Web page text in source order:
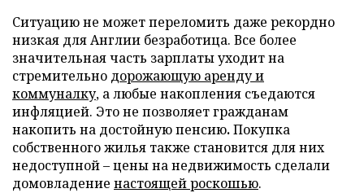
Ситуацию не может переломить даже рекордно
низкая для Англии безработица. Все более
значительная часть зарплаты уходит на
стремительно дорожающую аренду и
коммуналку, а любые накопления съедаются
инфляцией. Это не позволяет гражданам
накопить на достойную пенсию.Покупка
собственного жилья также становится для них
недоступной – цены на недвижимость сделали
домовладение настоящей роскошью.